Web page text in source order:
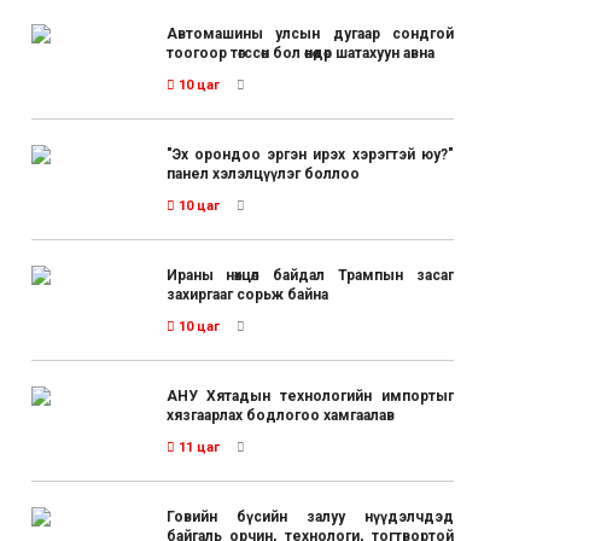
Автомашины улсын дугаар сондгой
тоогоор төгссөн бол өнөөдөр шатахуун авна
10 цаг
"Эх орондоо эргэн ирэх хэрэгтэй юу?"
панел хэлэлцүүлэг боллоо
10 цаг
Ираны нөхцөл байдал Трампын засаг
захиргааг сорьж байна
10 цаг
АНУ Хятадын технологийн импортыг
хязгаарлах бодлогоо хамгаалав
11 цаг
Говийн бүсийн залуу нүүдэлчдэд
байгаль орчин, технологи, тогтвортой